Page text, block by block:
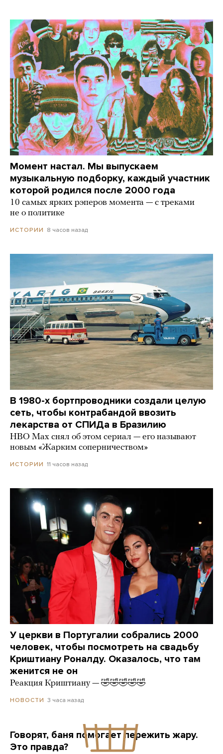
Момент настал. Мы выпускаем
музыкальную подборку, каждый участник
которой родился после 2000 года
10 самых ярких рэперов момента — с треками
не о политике
ИСТОРИИ 8 часов назад
В 1980-х бортпроводники создали целую
сеть, чтобы контрабандой ввозить
лекарства от СПИДа в Бразилию
HBO Max снял об этом сериал — его называют
новым «Жарким соперничеством»
ИСТОРИИ 11 часов назад
У церкви в Португалии собрались 2000
человек, чтобы посмотреть на свадьбу
Криштиану Роналду. Оказалось, что там
женится не он
Реакция Криштиану — 🤣🤣🤣🤣🤣
НОВОСТИ 3 часа назад
Говорят, баня помогает пережить жару.
Это правда?